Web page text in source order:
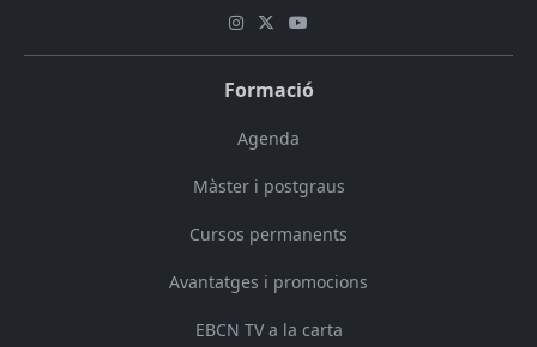
Formació
Agenda
Màster i postgraus
Cursos permanents
Avantatges i promocions
EBCN TV a la carta